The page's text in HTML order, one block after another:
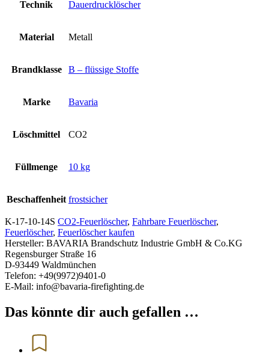
Technik Dauerdrucklöscher
Material Metall
Brandklasse B – flüssige Stoffe
Marke Bavaria
Löschmittel CO2
Füllmenge 10 kg
Beschaffenheit frostsicher
K-17-10-14S CO2-Feuerlöscher, Fahrbare Feuerlöscher,
Feuerlöscher, Feuerlöscher kaufen
Hersteller: BAVARIA Brandschutz Industrie GmbH & Co.KG
Regensburger Straße 16
D-93449 Waldmünchen
Telefon: +49(9972)9401-0
E-Mail: info@bavaria-firefighting.de
Das könnte dir auch gefallen …